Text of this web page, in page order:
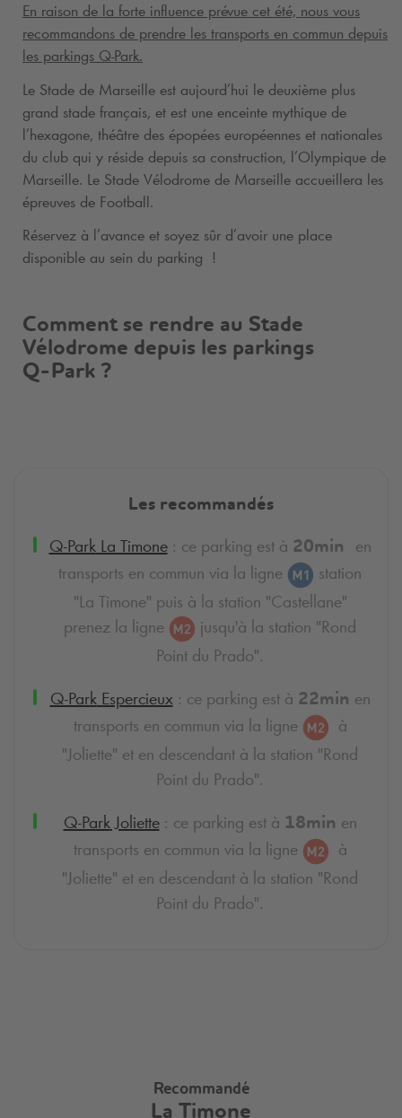
En raison de la forte influence prévue cet été, nous vous
recommandons de prendre les transports en commun depuis
les parkings Q-Park.
Le Stade de Marseille est aujourd’hui le deuxième plus
grand stade français, et est une enceinte mythique de
l’hexagone, théâtre des épopées européennes et nationales
du club qui y réside depuis sa construction, l’Olympique de
Marseille. Le Stade Vélodrome de Marseille accueillera les
épreuves de Football.
Réservez à l’avance et soyez sûr d’avoir une place
disponible au sein du parking !
Comment se rendre au Stade
Vélodrome depuis les parkings
Q-Park ?
Les recommandés
Q-ParkLa Timone: ce parking est à 20min en
transports en commun via la ligne
station
"La Timone" puis à la station "Castellane"
prenez la ligne
jusqu'à la station "Rond
Point du Prado".
Q-ParkEspercieux: ce parking est à 22min en
transports en commun via la ligne
à
"Joliette" et en descendant à la station "Rond
Point du Prado".
Q-ParkJoliette: ce parking est à 18min en
transports en commun via la ligne
à
"Joliette" et en descendant à la station "Rond
Point du Prado".
Recommandé
La Timone